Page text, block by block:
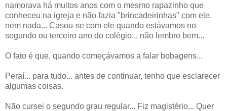
namorava há muitos anos com o mesmo rapazinho que
conheceu na igreja e não fazia "brincadeirinhas" com ele,
nem nada... Casou-se com ele quando estávamos no
segundo ou terceiro ano do colégio... não lembro bem...
O fato é que, quando começávamos a falar bobagens...
Peraí... para tudo... antes de continuar, tenho que esclarecer
algumas coisas.
Não cursei o segundo grau regular... Fiz magistério... Quer